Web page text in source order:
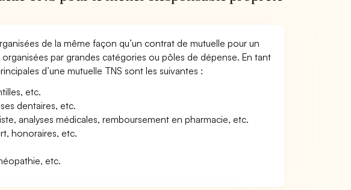
de la même façon qu’un contrat de mutuelle pour un
par grandes catégories ou pôles de dépense. En tant
d’une mutuelle TNS sont les suivantes :
etc.
dentaires, etc.
analyses médicales, remboursement en pharmacie, etc.
honoraires, etc.
etc.